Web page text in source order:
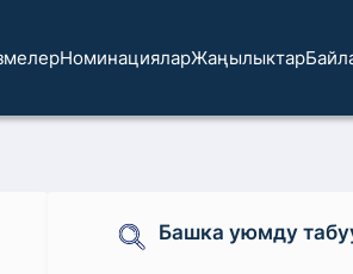
НоминацияларЖаңылыктар
Башка уюмду